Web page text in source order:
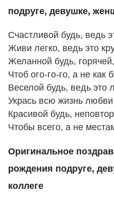
подруге, девушке,
Счастливой будь, ведь
Живи легко, ведь это
Желанной будь,
Чтоб ого-го-го, а не как
Веселой будь, ведь это
Укрась всю жизнь
Красивой будь,
Чтобы всего, а не
Оригинальное
рождения подруге,
коллеге